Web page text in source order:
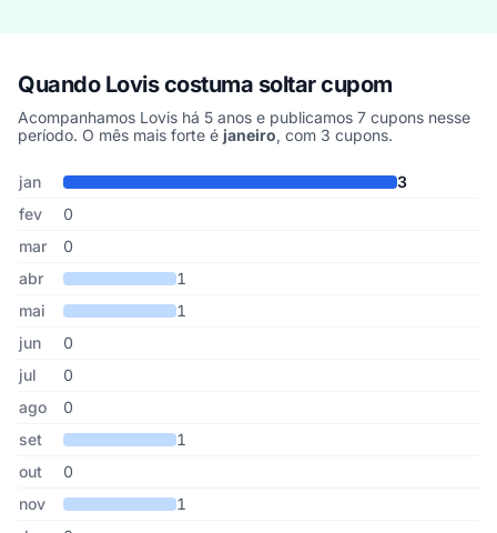
Quando Lovis costuma soltar cupom
Acompanhamos Lovis há 5 anos e publicamos 7 cupons nesse
período. O mês mais forte é janeiro, com 3 cupons.
Cupons de Lovis publicados por mês, somando os últimos 5 anos
Mês Cupons publicadosDesconto médio
jan
3
fev
0
mar
0
abr
1
mai
1
jun
0
jul
0
ago
0
set
1
out
0
nov
1